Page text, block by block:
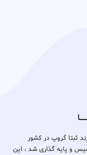
1381 تحت نام و برند ثبتا گروپ در کشور
و پایه گذاری شد ، این